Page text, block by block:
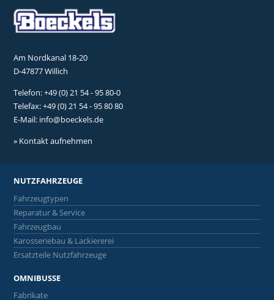
Am Nordkanal 18-20
D-47877 Willich
Telefon:+49 (0) 21 54 - 95 80-0
Telefax: +49 (0) 21 54 - 95 80 80
E-Mail: info@boeckels.de
» Kontakt aufnehmen
NUTZFAHRZEUGE
Fahrzeugtypen
Reparatur & Service
Fahrzeugbau
Karosseriebau & Lackiererei
Ersatzteile Nutzfahrzeuge
OMNIBUSSE
Fabrikate